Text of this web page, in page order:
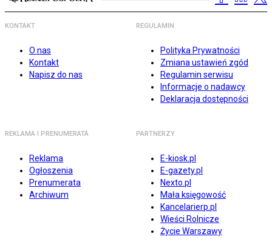
KONTAKT
O nas
Kontakt
Napisz do nas
REGULAMIN
Polityka Prywatności
Zmiana ustawień zgód
Regulamin serwisu
Informacje o nadawcy
Deklaracja dostępności
REKLAMA I PRENUMERATA
Reklama
Ogłoszenia
Prenumerata
Archiwum
PARTNERZY
E-kiosk.pl
E-gazety.pl
Nexto.pl
Mała księgowość
Kancelarierp.pl
Wieści Rolnicze
Życie Warszawy